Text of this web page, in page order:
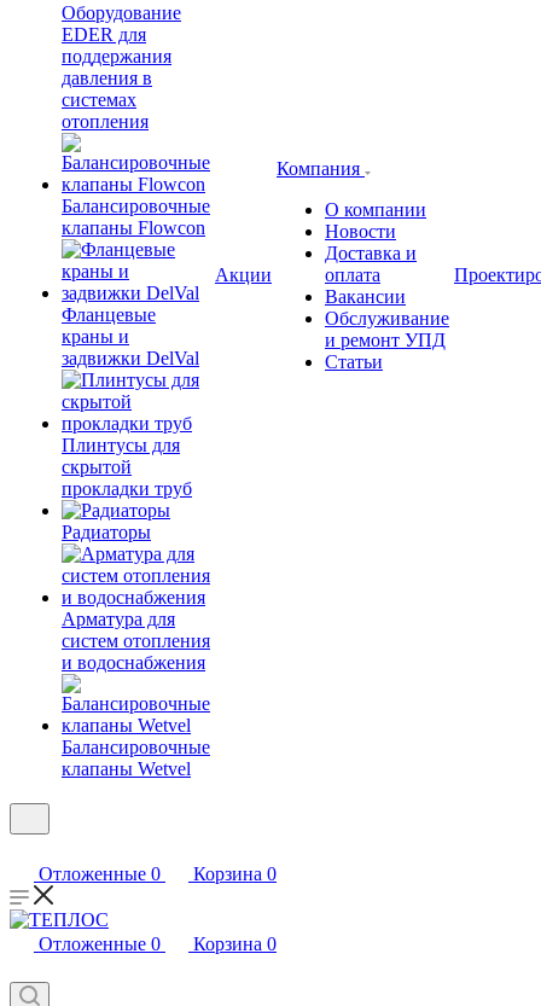
Оборудование
EDER для
поддержания
давления в
системах
отопления
Балансировочные
клапаны Flowcon
Фланцевые
краны и
задвижки DelVal
Плинтусы для
скрытой
прокладки труб
Радиаторы
Арматура для
систем отопления
и водоснабжения
Балансировочные
клапаны Wetvel
Акции
Компания
О компании
Новости
Доставка и
оплата
Вакансии
Обслуживание
и ремонт УПД
Статьи
Отложенные 0 Корзина 0
Отложенные 0 Корзина 0